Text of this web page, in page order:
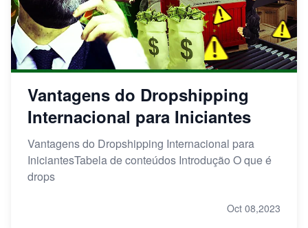
Vantagens do Dropshipping
Internacional para Iniciantes
Vantagens do Dropshipping Internacional para
IniciantesTabela de conteúdos Introdução O que é
drops
Oct 08,2023